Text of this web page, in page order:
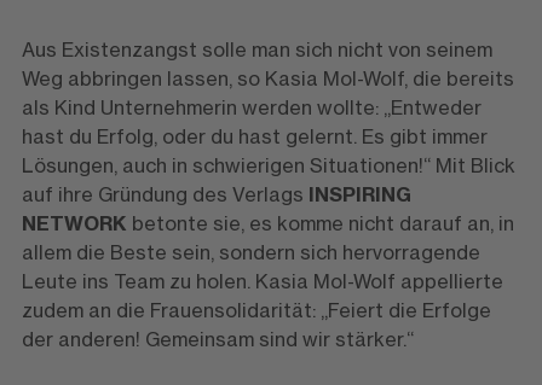
Aus Existenzangst solle man sich nicht von seinem
Weg abbringen lassen, so Kasia Mol-Wolf, die bereits
als Kind Unternehmerin werden wollte: „Entweder
hast du Erfolg, oder du hast gelernt. Es gibt immer
Lösungen, auch in schwierigen Situationen!“ Mit Blick
auf ihre Gründung des Verlags INSPIRING
NETWORK betonte sie, es komme nicht darauf an, in
allem die Beste sein, sondern sich hervorragende
Leute ins Team zu holen. Kasia Mol-Wolf appellierte
zudem an die Frauensolidarität: „Feiert die Erfolge
der anderen! Gemeinsam sind wir stärker.“